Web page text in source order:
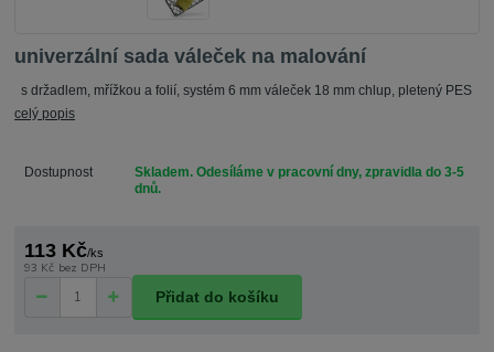
univerzální sada váleček na malování
s držadlem, mřížkou a folií, systém 6 mm váleček 18 mm chlup, pletený PES
celý popis
Dostupnost
Skladem. Odesíláme v pracovní dny, zpravidla do 3-5
dnů.
113 Kč/ks
93 Kč bez DPH
Přidat do košíku